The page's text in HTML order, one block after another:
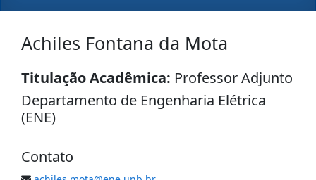
Achiles Fontana da Mota
Titulação Acadêmica: Professor Adjunto
Departamento de Engenharia Elétrica
(ENE)
Contato